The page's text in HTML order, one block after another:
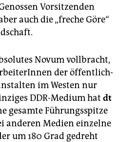
Vorsitzenden
auch die „freche Göre“
Novum vollbracht,
der öffentlich-
im Westen nur
DDR-Medium hat dt
gesamte Führungsspitze
anderen Medien einzelne
um 180 Grad gedreht